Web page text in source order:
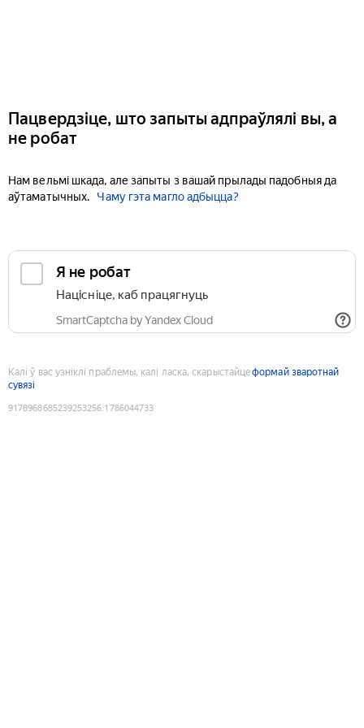
Пацвердзіце, што запыты адпраўлялі вы, а
не робат
Нам вельмі шкада, але запыты з вашай прылады падобныя да
аўтаматычных.
Чаму гэта магло адбыцца?
Я не робат
Націсніце, каб працягнуць
SmartCaptcha by Yandex Cloud
Калі ў вас узніклі праблемы, калі ласка, скарыстайцеформай зваротнай
сувязі
9178968685239253256:1786044733